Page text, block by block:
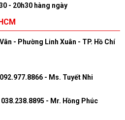
- 20h30 hàng ngày
- Phường Linh Xuân - TP. Hồ Chí
- Ms. Tuyết Nhi
- Mr. Hồng Phúc